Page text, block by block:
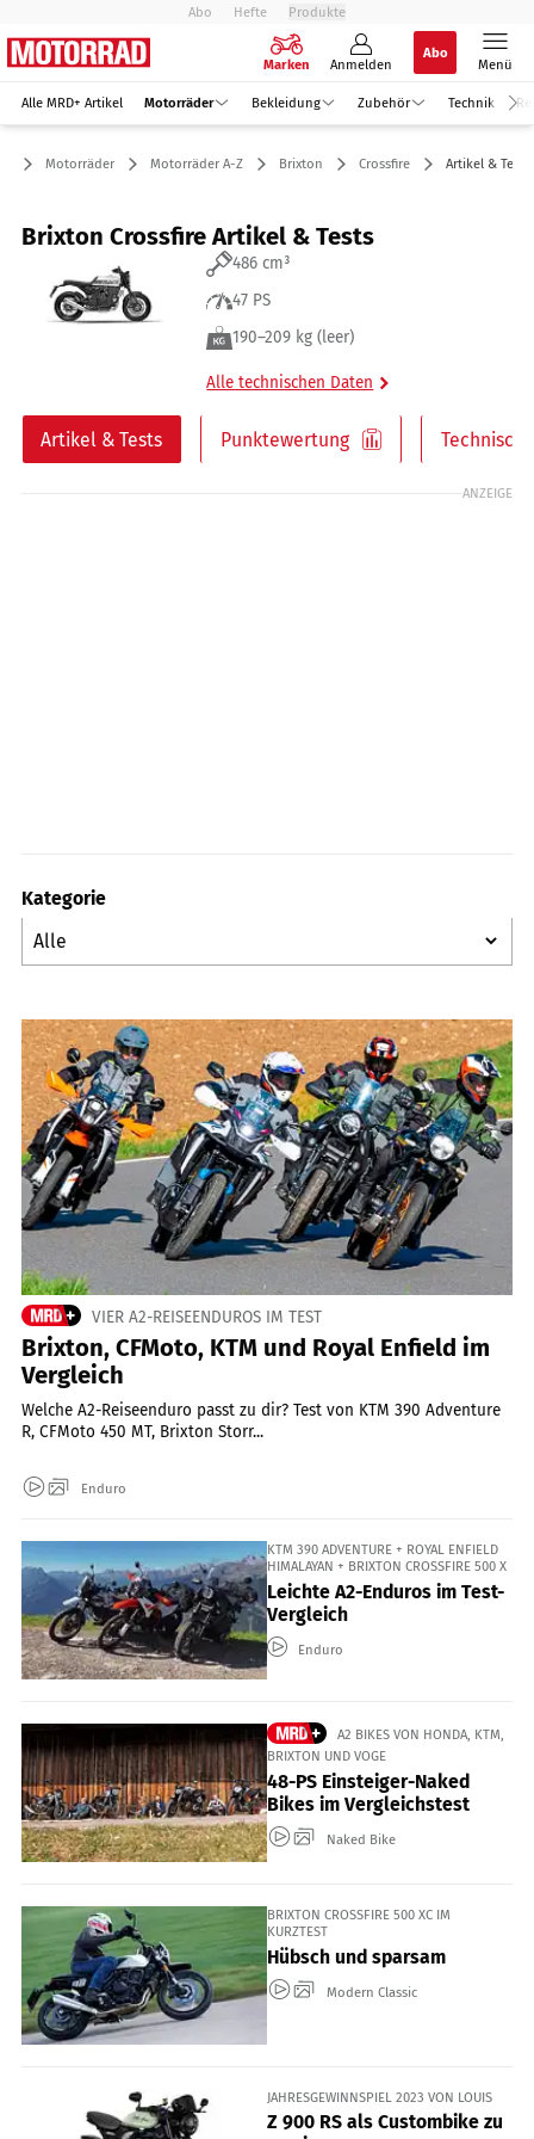
Abo Hefte Produkte
Marken Anmelden
Abo
Menü
Alle MRD+ Artikel Motorräder Bekleidung Zubehör Technik
Motorräder Motorräder A-Z Brixton Crossfire Artikel & Tests
Brixton Crossfire Artikel & Tests
486 cm³
47 PS
190–209 kg (leer)
Alle technischen Daten
Artikel & Tests Punktewertung
ANZEIGE
Kategorie
VIER A2-REISEENDUROS IM TEST
Brixton, CFMoto, KTM und Royal Enfield im
Vergleich
Welche A2-Reiseenduro passt zu dir? Test von KTM 390 Adventure
R, CFMoto 450 MT, Brixton Storr...
Enduro
KTM 390 ADVENTURE + ROYAL ENFIELD
HIMALAYAN + BRIXTON CROSSFIRE 500 X
Leichte A2-Enduros im Test-
Vergleich
Enduro
A2 BIKES VON HONDA, KTM,
BRIXTON UND VOGE
48-PS Einsteiger-Naked
Bikes im Vergleichstest
Naked Bike
BRIXTON CROSSFIRE 500 XC IM
KURZTEST
Hübsch und sparsam
Modern Classic
JAHRESGEWINNSPIEL 2023 VON LOUIS
Z 900 RS als Custombike zu